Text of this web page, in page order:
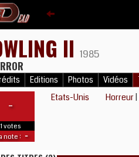
II 1985
Editions Photos Vidéos
-
1 votes
note : -
Etats-Unis Horreur